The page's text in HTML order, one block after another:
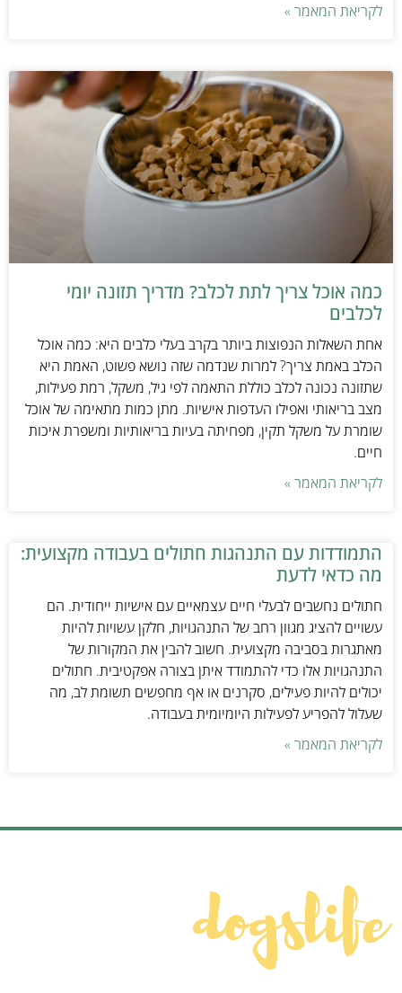
לקריאת המאמר »
כמה אוכל צריך לתת לכלב? מדריך תזונה יומי
לכלבים
אחת השאלות הנפוצות ביותר בקרב בעלי כלבים היא: כמה אוכל
הכלב באמת צריך? למרות שנדמה שזה נושא פשוט, האמת היא
שתזונה נכונה לכלב כוללת התאמה לפי גיל, משקל, רמת פעילות,
מצב בריאותי ואפילו העדפות אישיות. מתן כמות מתאימה של אוכל
שומרת על משקל תקין, מפחיתה בעיות בריאותיות ומשפרת איכות
חיים.
לקריאת המאמר »
התמודדות עם התנהגות חתולים בעבודה מקצועית:
מה כדאי לדעת
חתולים נחשבים לבעלי חיים עצמאיים עם אישיות ייחודית. הם
עשויים להציג מגוון רחב של התנהגויות, חלקן עשויות להיות
מאתגרות בסביבה מקצועית. חשוב להבין את המקורות של
התנהגויות אלו כדי להתמודד איתן בצורה אפקטיבית. חתולים
יכולים להיות פעילים, סקרנים או אף מחפשים תשומת לב, מה
שעלול להפריע לפעילות היומיומית בעבודה.
לקריאת המאמר »